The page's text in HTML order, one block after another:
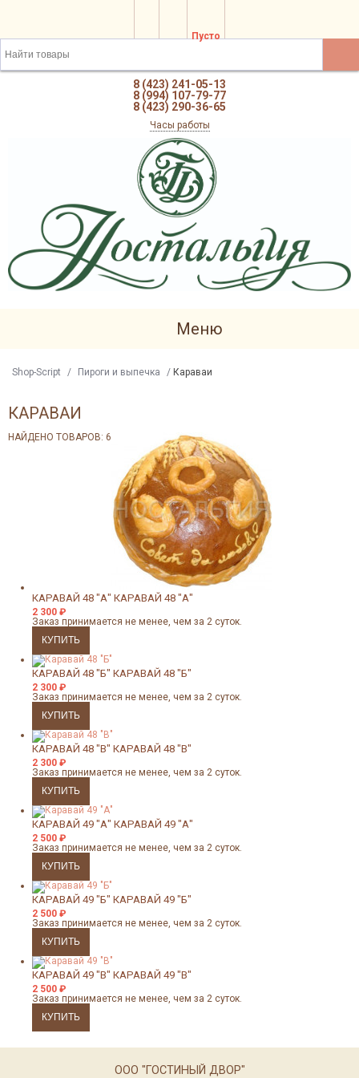
Пусто
8 (423) 241-05-13
8 (994) 107-79-77
8 (423) 290-36-65
Часы работы
Меню
Shop-Script / Пироги и выпечка / Караваи
КАРАВАИ
НАЙДЕНО ТОВАРОВ: 6
КАРАВАЙ 48 "А" КАРАВАЙ 48 "А"
2 300 ₽
Заказ принимается не менее, чем за 2 суток.
КАРАВАЙ 48 "Б" КАРАВАЙ 48 "Б"
2 300 ₽
Заказ принимается не менее, чем за 2 суток.
КАРАВАЙ 48 "В" КАРАВАЙ 48 "В"
2 300 ₽
Заказ принимается не менее, чем за 2 суток.
КАРАВАЙ 49 "А" КАРАВАЙ 49 "А"
2 500 ₽
Заказ принимается не менее, чем за 2 суток.
КАРАВАЙ 49 "Б" КАРАВАЙ 49 "Б"
2 500 ₽
Заказ принимается не менее, чем за 2 суток.
КАРАВАЙ 49 "В" КАРАВАЙ 49 "В"
2 500 ₽
Заказ принимается не менее, чем за 2 суток.
ООО "ГОСТИНЫЙ ДВОР"